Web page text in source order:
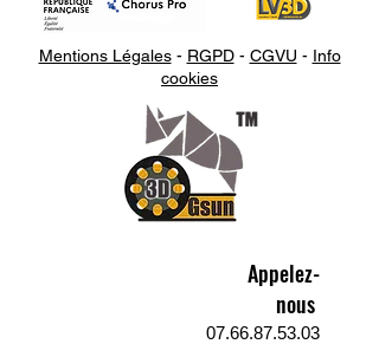
disponible sur demande si vous
autre couleur :
Mentions Légales- RGPD- CGVU - Info
cookies
Appelez-
nous
07.66.87.53.03